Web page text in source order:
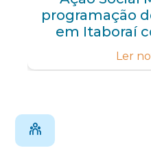
programação
em Itaboraí
gratuitos e
Ler